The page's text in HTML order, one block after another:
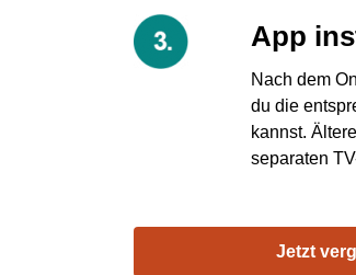
App
Nach dem
du die
kannst.
separaten
Jetzt